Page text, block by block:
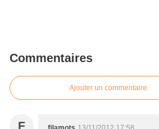
Commentaires
Ajouter un commentaire
F